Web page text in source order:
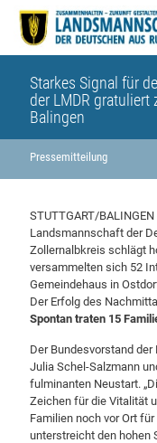
Starkes Signal für
der LMDR
Balingen
Pressemitteilung
STUTTGART/
Landsmannschaft der
Zollernalbkreis schlägt
versammelten sich 52
Gemeindehaus in
Der Erfolg des
Spontan traten 15
Der Bundesvorstand
Julia Schel-Salzmann
fulminanten Neustart.
Zeichen für die Vitalität
Familien noch vor Ort
unterstreicht den hohen